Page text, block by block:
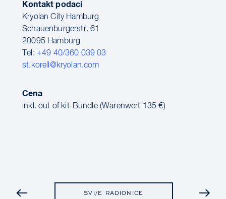
Kontakt podaci
Kryolan City Hamburg
Schauenburgerstr. 61
20095 Hamburg
Tel: +49 40/360 039 03
st.korell@kryolan.com
Cena
inkl. out of kit-Bundle (Warenwert 135 €)
PRETHODNO
SVI/E RADIONICE